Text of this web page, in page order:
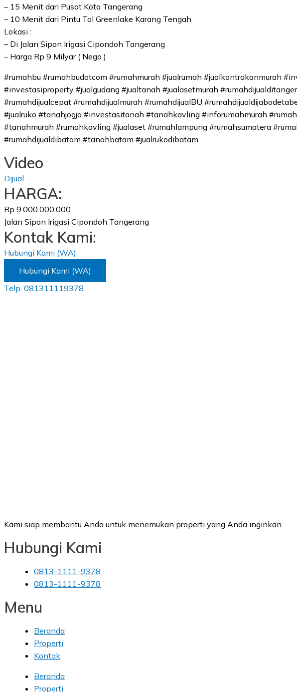
– 15 Menit dari Pusat Kota Tangerang
– 10 Menit dari Pintu Tol Greenlake Karang Tengah
Lokasi :
– Di Jalan Sipon Irigasi Cipondoh Tangerang
– Harga Rp 9 Milyar ( Nego )
#rumahbu #rumahbudotcom #rumahmurah #jualrumah #jualkontrakanmurah
#investasiproperty #jualgudang #jualtanah #jualasetmurah
#rumahdijualcepat #rumahdijualmurah #rumahdijualBU
#jualruko #tanahjogja #investasitanah #tanahkavling #inforumahmurah
#tanahmurah #rumahkavling #jualaset #rumahlampung #rumahsumatera
#rumahdijualdibatam #tanahbatam #jualrukodibatam
Video
Dijual
HARGA:
Rp 9.000.000.000
Jalan Sipon Irigasi Cipondoh Tangerang
Kontak Kami:
Hubungi Kami (WA)
Hubungi Kami (WA)
Telp. 081311119378
Kami siap membantu Anda untuk menemukan properti yang Anda inginkan.
Hubungi Kami
0813-1111-9378
0813-1111-9378
Menu
Beranda
Properti
Kontak
Beranda
Properti